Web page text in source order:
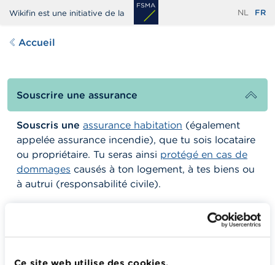
Aller
contenu
Wikifin est une initiative de la NL FR
Accueil
Souscrire une assurance
Souscris une assurance habitation (également
appelée assurance incendie), que tu sois locataire
ou propriétaire. Tu seras ainsi protégé en cas de
dommages causés à ton logement, à tes biens ou
à autrui (responsabilité civile).
Que faire en cas de sinistre ?
Calculateurs, conseils pratiques, checklists